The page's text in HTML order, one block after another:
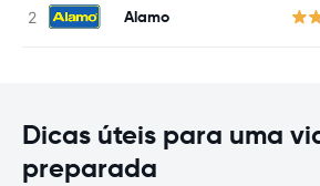
Alamo
Dicas úteis para uma
preparada